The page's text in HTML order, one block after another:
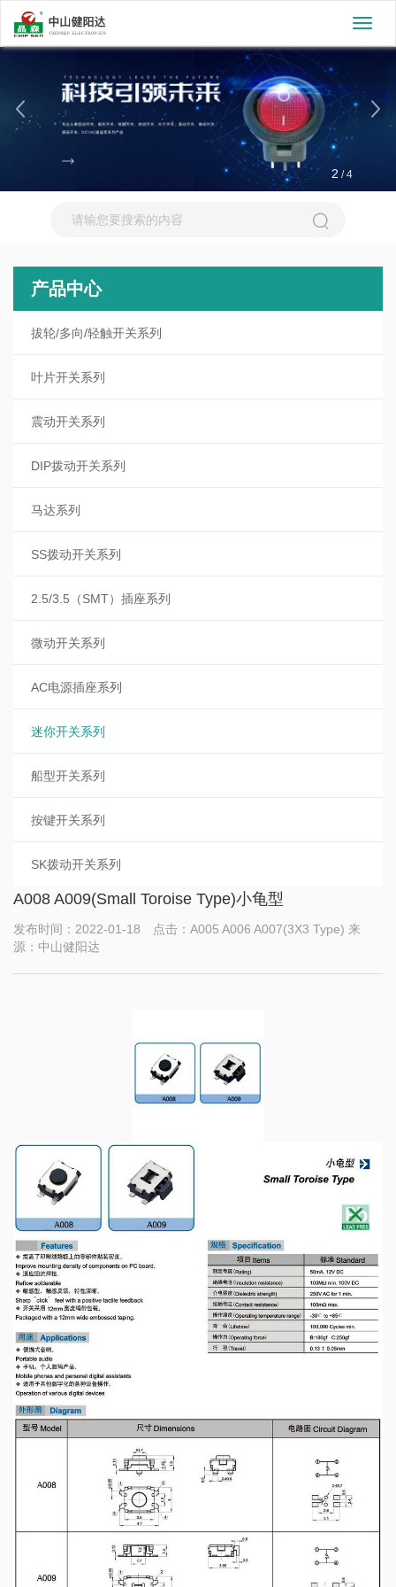
切
换
2 /4
产品中心
拔轮/多向/轻触开关系列
叶片开关系列
震动开关系列
DIP拨动开关系列
马达系列
SS拨动开关系列
2.5/3.5（SMT）插座系列
微动开关系列
AC电源插座系列
迷你开关系列
船型开关系列
按键开关系列
SK拨动开关系列
A008 A009(Small Toroise Type)小龟型
发布时间：2022-01-18 点击：A005 A006 A007(3X3 Type) 来
源：中山健阳达